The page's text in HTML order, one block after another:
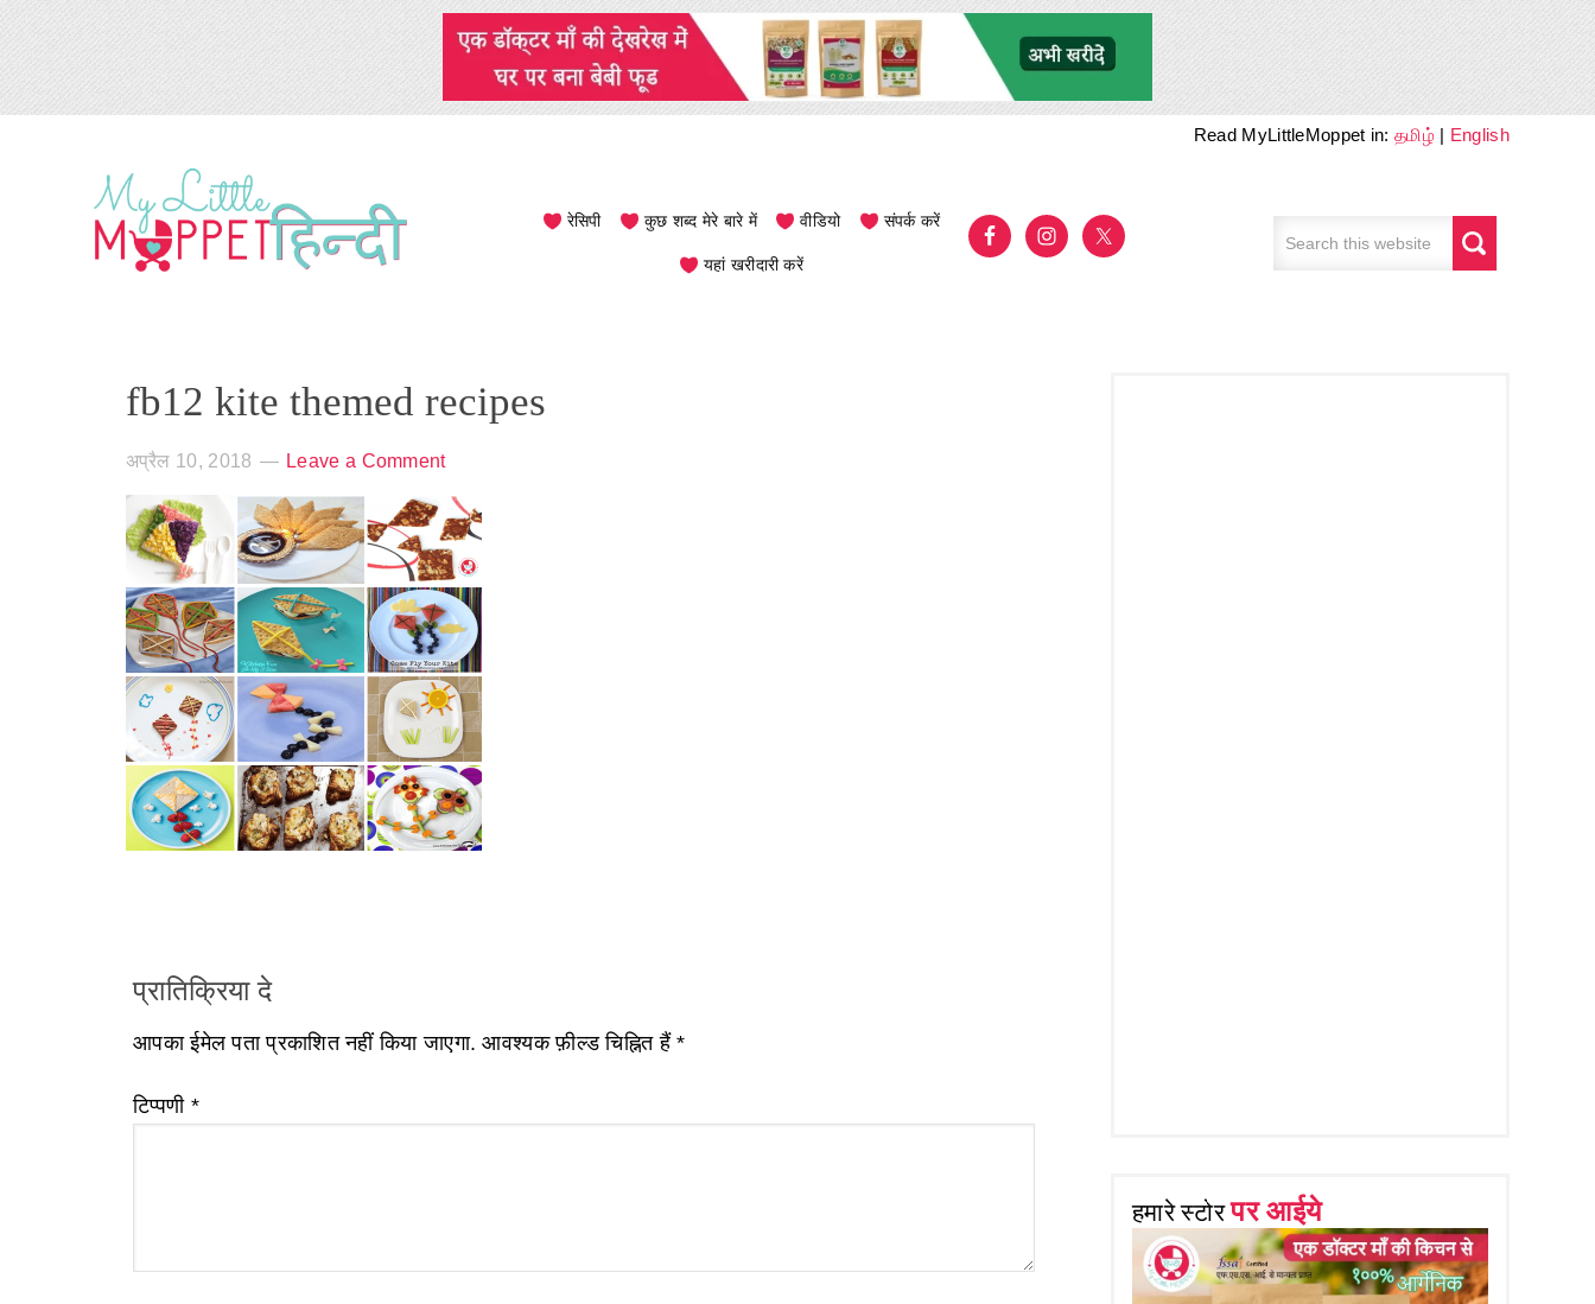
Read MyLittleMoppet in:தமிழ் | English
रेसिपी कुछ शब्द मेरे बारे में वीडियो संपर्क करें
यहां खरीदारी करें
fb12 kite themed recipes
अप्रैल 10, 2018 Leave a Comment
प्रातिक्रिया दे
आपका ईमेल पता प्रकाशित नहीं किया जाएगा. आवश्यक फ़ील्ड चिह्नित हैं*
टिप्पणी *
हमारे स्टोरपर आईये